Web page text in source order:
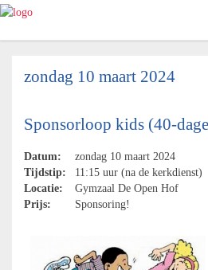
zondag 10 maart 2024
Sponsorloop kids (40-
Datum:
zondag 10 maart 2024
Tijdstip:
11:15 uur (na de kerkdienst)
Locatie:
Gymzaal De Open Hof
Prijs:
Sponsoring!